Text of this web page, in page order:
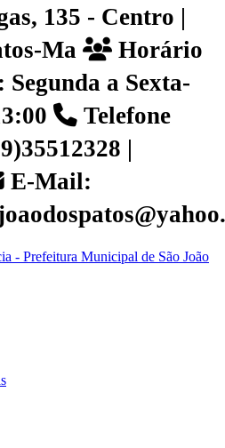
135 - Centro |
Ma
Horário
a Sexta-
Telefone
|
E-Mail:
- Prefeitura Municipal de São João